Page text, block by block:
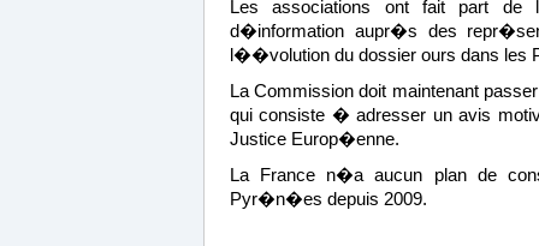
Les associations ont fait part
d�information aupr�s des
l��volution du dossier ours dans
La Commission doit maintenant
qui consiste � adresser un avis
Justice Europ�enne.
La France n�a aucun plan de
Pyr�n�es depuis 2009.